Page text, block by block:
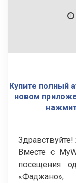
Купите полный
новом
Вместе с
посещения